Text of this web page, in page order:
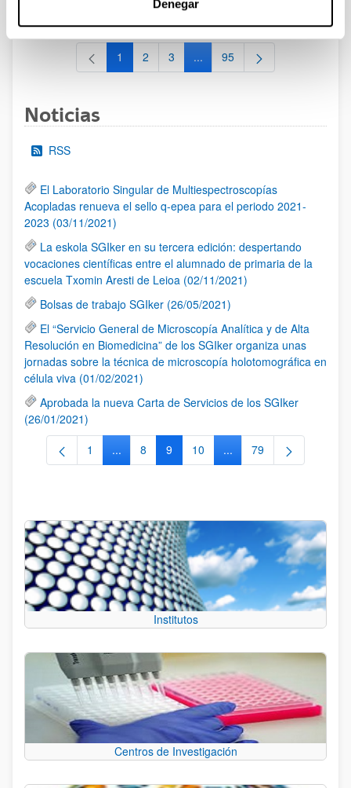
Denegar
al 30/07/2026 (ambos incluídos)
Página
1 Página
2 Página
3 ...Páginas intermedias Use TAB
Página
95
Noticias
RSS
El Laboratorio Singular de Multiespectroscopías
Acopladas renueva el sello q-epea para el periodo 2021-
2023 (03/11/2021)
La eskola SGIker en su tercera edición: despertando
vocaciones científicas entre el alumnado de primaria de la
escuela Txomin Aresti de Leioa (02/11/2021)
Bolsas de trabajo SGIker (26/05/2021)
El “Servicio General de Microscopía Analítica y de Alta
Resolución en Biomedicina” de los SGIker organiza unas
jornadas sobre la técnica de microscopía holotomográfica en
célula viva (01/02/2021)
Aprobada la nueva Carta de Servicios de los SGIker
(26/01/2021)
Página
1 ...Páginas intermedias Use TAB para
Página
8 Página
9 Página
10 ...Páginas intermedias
Página
79
Institutos
Centros de Investigación